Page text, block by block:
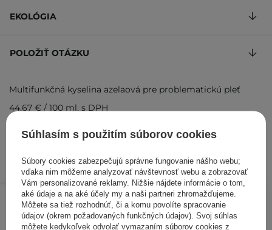
13,40 € / ks
PRIDAŤ DO KOŠÍKA
EKOLÓGIA
POLOŽIŤ OTÁZKU
Multifunkčná kyselina azelaová pre problematickú pleť
44,67 € / 100 ml, s DPH
Súhlasím s použitím súborov cookies
Súbory cookies zabezpečujú správne fungovanie nášho webu;
vďaka nim môžeme analyzovať návštevnosť webu a zobrazovať
Vám personalizované reklamy. Nižšie nájdete informácie o tom,
aké údaje a na aké účely my a naši partneri zhromažďujeme.
Môžete sa tiež rozhodnúť, či a komu povolíte spracovanie
údajov (okrem požadovaných funkčných údajov). Svoj súhlas
môžete kedykoľvek odvolať vymazaním súborov cookies z